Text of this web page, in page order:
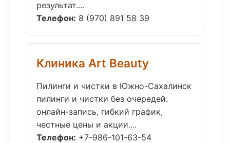
результат....
Телефон: 8 (970) 891 58 39
Клиника Art Beauty
Пилинги и чистки в Южно-Сахалинск
пилинги и чистки без очередей:
онлайн-запись, гибкий график,
честные цены и акции....
Телефон: +7-986-101-63-54